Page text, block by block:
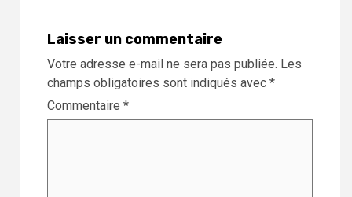
Laisser un commentaire
Votre adresse e-mail ne sera pas publiée. Les
champs obligatoires sont indiqués avec *
Commentaire *